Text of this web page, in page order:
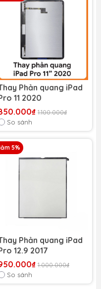
Phản quang iPad
11 2020
1.100.000₫
So sánh
5%
Phản quang iPad
12.9 2017
1.000.000₫
So sánh